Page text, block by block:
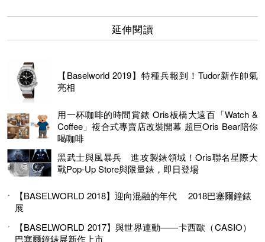
延伸閱讀
【Baselworld 2019】特種兵報到！Tudor新作帥氣
亮相
用一杯咖啡的時間賞錶 Oris板橋大遠百「Watch &
Coffee」複合式專賣店改裝開幕 超巨Oris Bear陪你
喝咖啡
黑武士與風暴兵 進攻製錶領域！Oris聯名星際大
戰Pop-Up Store與限量錶，即日登場
【BASELWORLD 2018】迎向混融的年代 2018巴塞爾鐘錶
展
【BASELWORLD 2017】與世界連動——卡西歐（CASIO）
巴塞爾鐘錶展新作上市